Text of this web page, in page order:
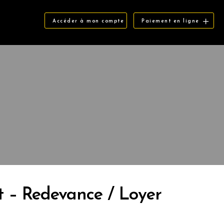
Accéder à mon compte Paiement en ligne
– Redevance / Loyer